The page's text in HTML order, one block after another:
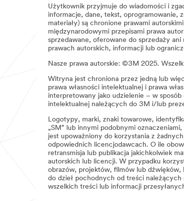
Użytkownik przyjmuje do wiadomości i
informacje, dane, tekst, oprogramowanie,
materiały) są chronione prawami
międzynarodowymi przepisami prawa
sprzedawane, oferowane do sprzedaży
prawach autorskich, informacji lub
Nasze prawa autorskie: ©3M 2025.
Witryna jest chroniona przez jedną lub
prawa własności intelektualnej i prawa
interpretowany jako udzielenie – w
intelektualnej należących do 3M i/lub
Logotypy, marki, znaki towarowe,
„SM” lub innymi podobnymi
jest upoważniony do korzystania z
odpowiednich licencjodawcach. O ile
retransmisja lub publikacja jakichkolwiek
autorskich lub licencji. W przypadku
obrazów, projektów, filmów lub
do dzieł pochodnych od treści
wszelkich treści lub informacji